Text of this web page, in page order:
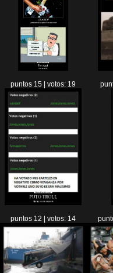
puntos 15 | votos: 19
puntos 12 | votos: 14